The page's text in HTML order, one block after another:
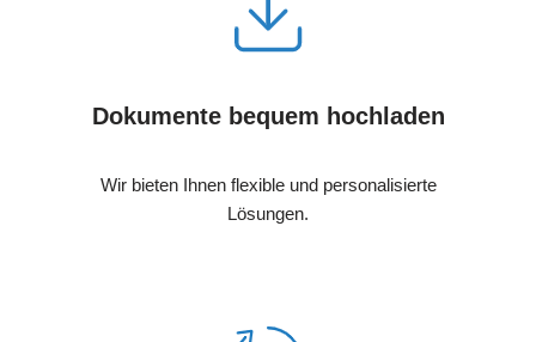
Dokumente bequem hochladen
Wir bieten Ihnen flexible und personalisierte
Lösungen.